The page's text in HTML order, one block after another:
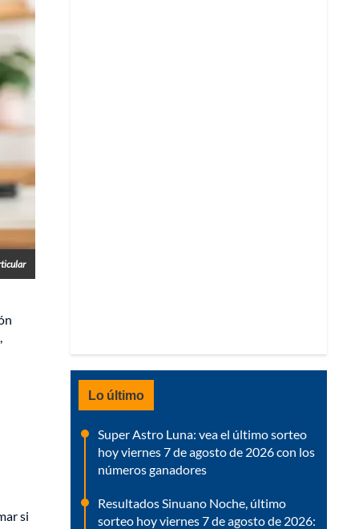
si
Lo último
Super Astro Luna: vea el último sorteo
hoy viernes 7 de agosto de 2026 con los
números ganadores
Resultados Sinuano Noche, último
sorteo hoy viernes 7 de agosto de 2026: